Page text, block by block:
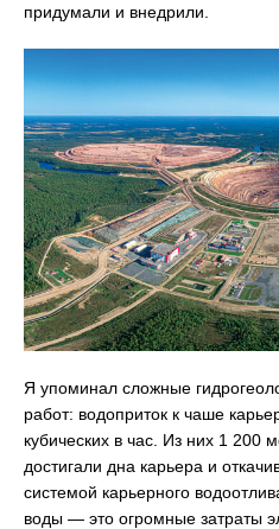
придумали и внедрили.
Я упоминал сложные
работ: водоприток к чаше
кубических в час. Из них 1 200
достигали дна карьера и
системой карьерного
воды — это огромные затраты